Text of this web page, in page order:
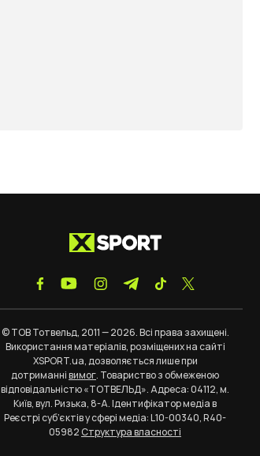
© ТОВ Тотвельд, 2011 — 2026. Всі права захищені.
Використання матеріалів, розміщених на сайті
XSPORT.ua, дозволяється лише при
дотриманнівимог. Товариство з обмеженою
відповідальністю «ТОТВЕЛЬД». Адреса: 04112, м.
Київ, вул. Ризька, 8-А. Ідентифікатор медіа в
Реєстрі суб’єктів у сфері медіа: L10-00340, R40-
05982Структура власності